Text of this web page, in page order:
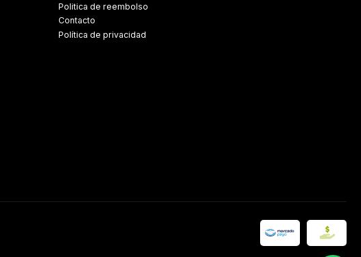
Politica de reembolso
Contacto
Política de privacidad